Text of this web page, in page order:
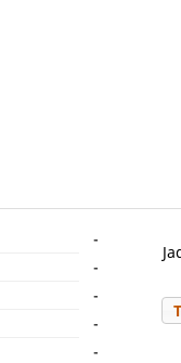
-
-
-
-
-